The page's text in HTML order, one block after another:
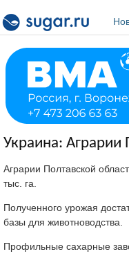
Украина: Аграрии
Аграрии Полтавской
тыс. га.
Полученного урожая
базы для животноводства.
Профильные сахарные